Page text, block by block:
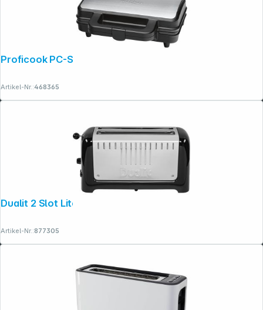
Proficook PC-ST 1092
Artikel-Nr.:468365
Artikel-Nr.:877305